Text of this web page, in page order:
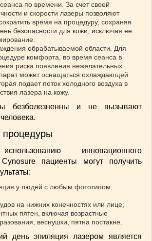
ПИЩЕВЫХ РАСТЕНИЙ
(3)
(1)
по времени. За счет своей
и скорости лазеры позволяют
время на процедуру, сохраняя
безопасности для кожи, исключая ее
обрабатываемой области. Для
комфорта, во время сеанса в
риска появления нежелательных
может оснащаться охлаждающей
подает поток холодного воздуха в
лазера на кожу.
безболезненны и не вызывают
инновационного
пациенты могут получить
у людей с любым фототипом
на нижних конечностях или лице;
пятен, включая возрастные
веснушки, пятна постакне.
день эпиляция лазером является